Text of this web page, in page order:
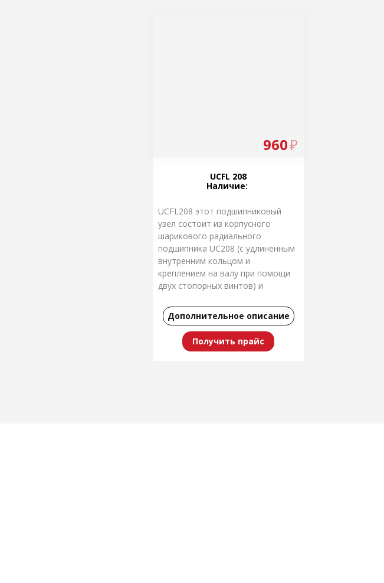
960₽
UCFL 208
Наличие:
UCFL208 этот подшипниковый
узел состоит из корпусного
шарикового радиального
подшипника UС208 (с удлиненным
внутренним кольцом и
креплением на валу при помощи
двух стопорных винтов) и
форме ромба.
Производство: Япония
Дополнительное описание
Получить прайс